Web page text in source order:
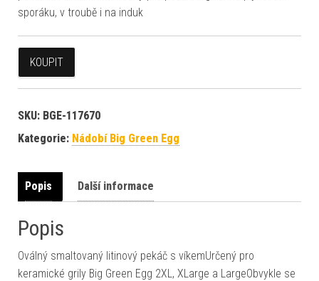
sporáku, v troubě i na induk
KOUPIT
SKU: BGE-117670
Kategorie: Nádobí Big Green Egg
Popis Další informace
Popis
Oválný smaltovaný litinový pekáč s víkemUrčený pro
keramické grily Big Green Egg 2XL, XLarge a LargeObvykle se